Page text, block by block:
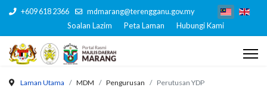
+609 618 2366 mdmarang@terengganu.gov.my
Soalan Lazim Peta Laman Hubungi Kami
Laman Utama MDM Pengurusan Perutusan YDP